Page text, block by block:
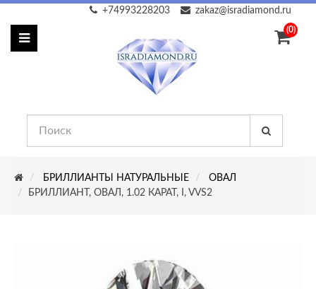
zakaz@isradiamond.ru
+74993228203
(0)
БРИЛЛИАНТЫ НАТУРАЛЬНЫЕ
ОВАЛ
БРИЛЛИАНТ, ОВАЛ, 1.02 КАРАТ, I, VVS2